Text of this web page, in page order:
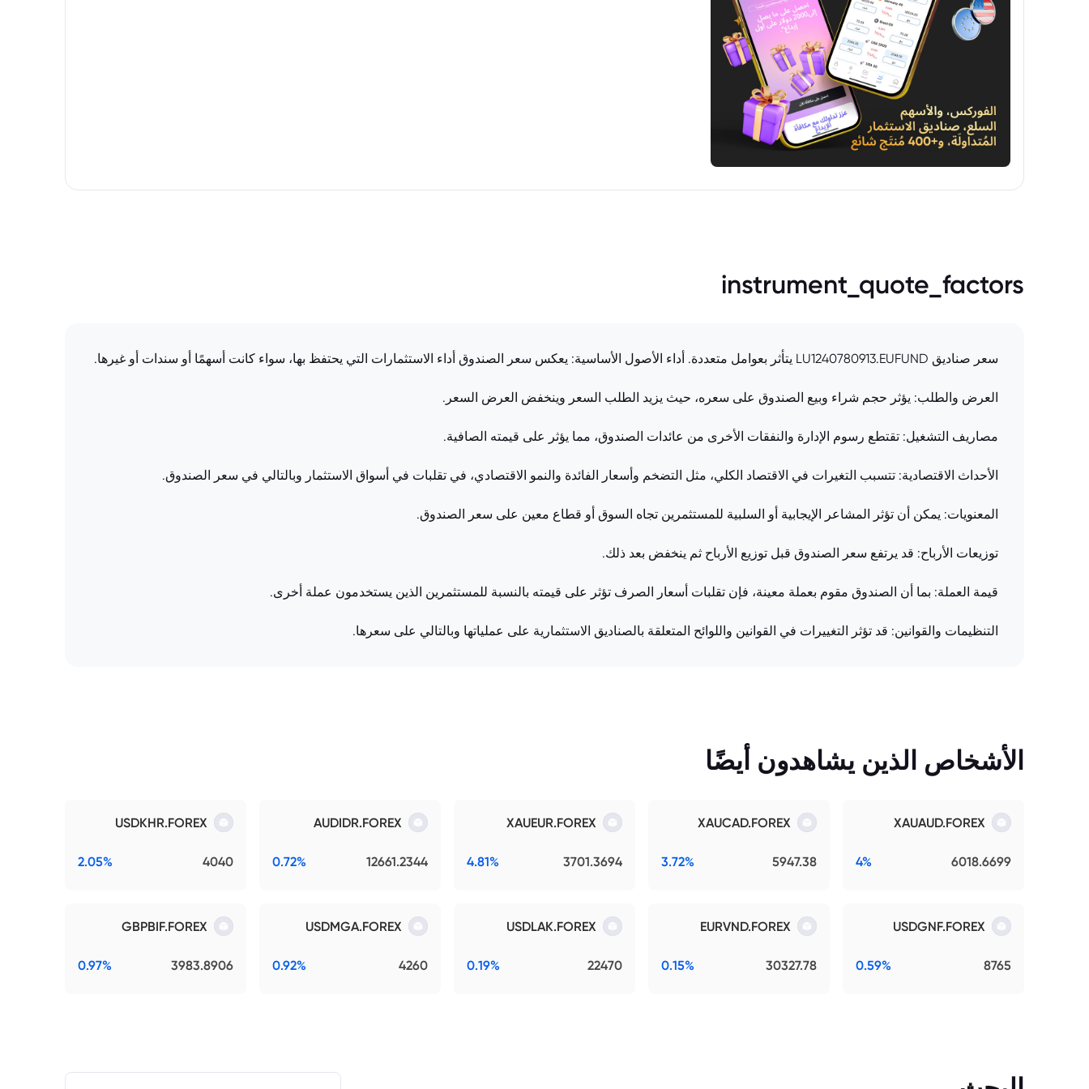
instrument_quote_factors
سعر صناديق LU1240780913.EUFUND يتأثر بعوامل متعددة. أداء الأصول الأساسية: يعكس سعر الصندوق أداء الاستثمارات التي يحتفظ بها، سواء كانت أسهمًا أو سندات أو غيرها.
العرض والطلب: يؤثر حجم شراء وبيع الصندوق على سعره، حيث يزيد الطلب السعر وينخفض العرض السعر.
مصاريف التشغيل: تقتطع رسوم الإدارة والنفقات الأخرى من عائدات الصندوق، مما يؤثر على قيمته الصافية.
الأحداث الاقتصادية: تتسبب التغيرات في الاقتصاد الكلي، مثل التضخم وأسعار الفائدة والنمو الاقتصادي، في تقلبات في أسواق الاستثمار وبالتالي في سعر الصندوق.
المعنويات: يمكن أن تؤثر المشاعر الإيجابية أو السلبية للمستثمرين تجاه السوق أو قطاع معين على سعر الصندوق.
توزيعات الأرباح: قد يرتفع سعر الصندوق قبل توزيع الأرباح ثم ينخفض بعد ذلك.
قيمة العملة: بما أن الصندوق مقوم بعملة معينة، فإن تقلبات أسعار الصرف تؤثر على قيمته بالنسبة للمستثمرين الذين يستخدمون عملة أخرى.
التنظيمات والقوانين: قد تؤثر التغييرات في القوانين واللوائح المتعلقة بالصناديق الاستثمارية على عملياتها وبالتالي على سعرها.
الأشخاص الذين يشاهدون أيضًا
XAUAUD.FOREX
6018.6699
4%
XAUCAD.FOREX
5947.38
3.72%
XAUEUR.FOREX
3701.3694
4.81%
AUDIDR.FOREX
12661.2344
0.72%
USDKHR.FOREX
4040
2.05%
USDGNF.FOREX
8765
0.59%
EURVND.FOREX
30327.78
0.15%
USDLAK.FOREX
22470
0.19%
USDMGA.FOREX
4260
0.92%
GBPBIF.FOREX
3983.8906
0.97%